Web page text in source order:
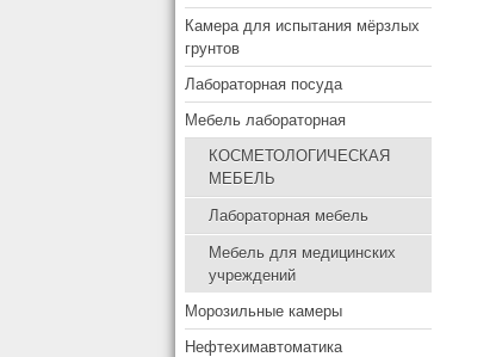
Камера для испытания мёрзлых
грунтов
Лабораторная посуда
Мебель лабораторная
КОСМЕТОЛОГИЧЕСКАЯ
МЕБЕЛЬ
Лабораторная мебель
Мебель для медицинских
учреждений
Морозильные камеры
Нефтехимавтоматика